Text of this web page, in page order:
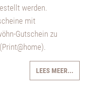
werden.
mit
Gutschein zu
LEES MEER...